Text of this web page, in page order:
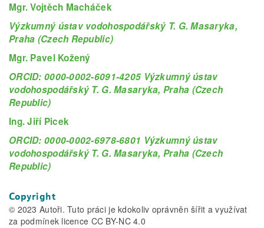
Mgr. Vojtěch Macháček
Výzkumný ústav vodohospodářský T. G. Masaryka,
Praha (Czech Republic)
Mgr. Pavel Kožený
ORCID: 0000-0002-6091-4205 Výzkumný ústav
vodohospodářský T. G. Masaryka, Praha (Czech
Republic)
Ing. Jiří Picek
ORCID: 0000-0002-6978-6801 Výzkumný ústav
vodohospodářský T. G. Masaryka, Praha (Czech
Republic)
Copyright
© 2023 Autoři. Tuto práci je kdokoliv oprávněn šířit a využívat
za podmínek licence CC BY-NC 4.0